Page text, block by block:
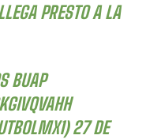
PRESTO A LA
BUAP
27 DE